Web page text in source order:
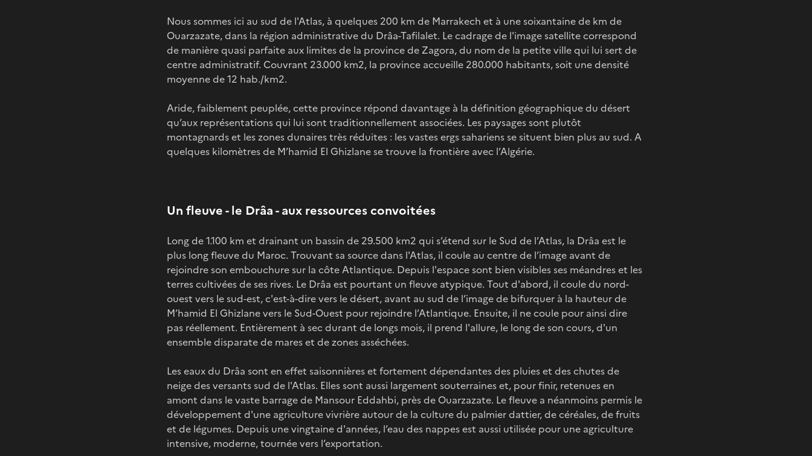
Nous sommes ici au sud de l'Atlas, à quelques 200 km de Marrakech et à une soixantaine de km de
Ouarzazate, dans la région administrative du Drâa-Tafilalet. Le cadrage de l'image satellite correspond
de manière quasi parfaite aux limites de la province de Zagora, du nom de la petite ville qui lui sert de
centre administratif. Couvrant 23.000 km2, la province accueille 280.000 habitants, soit une densité
moyenne de 12 hab./km2.
Aride, faiblement peuplée, cette province répond davantage à la définition géographique du désert
qu’aux représentations qui lui sont traditionnellement associées. Les paysages sont plutôt
montagnards et les zones dunaires très réduites : les vastes ergs sahariens se situent bien plus au sud. A
quelques kilomètres de M’hamid El Ghizlane se trouve la frontière avec l’Algérie.
Un fleuve - le Drâa - aux ressources convoitées
Long de 1.100 km et drainant un bassin de 29.500 km2 qui s’étend sur le Sud de l’Atlas, la Drâa est le
plus long fleuve du Maroc. Trouvant sa source dans l'Atlas, il coule au centre de l’image avant de
rejoindre son embouchure sur la côte Atlantique. Depuis l'espace sont bien visibles ses méandres et les
terres cultivées de ses rives. Le Drâa est pourtant un fleuve atypique. Tout d'abord, il coule du nord-
ouest vers le sud-est, c'est-à-dire vers le désert, avant au sud de l’image de bifurquer à la hauteur de
M’hamid El Ghizlane vers le Sud-Ouest pour rejoindre l’Atlantique. Ensuite, il ne coule pour ainsi dire
pas réellement. Entièrement à sec durant de longs mois, il prend l'allure, le long de son cours, d'un
ensemble disparate de mares et de zones asséchées.
Les eaux du Drâa sont en effet saisonnières et fortement dépendantes des pluies et des chutes de
neige des versants sud de l'Atlas. Elles sont aussi largement souterraines et, pour finir, retenues en
amont dans le vaste barrage de Mansour Eddahbi, près de Ouarzazate. Le fleuve a néanmoins permis le
développement d'une agriculture vivrière autour de la culture du palmier dattier, de céréales, de fruits
et de légumes. Depuis une vingtaine d'années, l’eau des nappes est aussi utilisée pour une agriculture
intensive, moderne, tournée vers l’exportation.